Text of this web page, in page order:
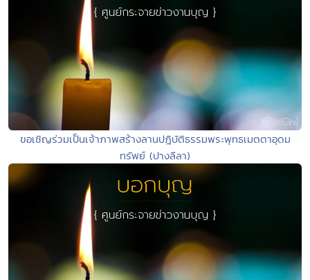
ขอเชิญร่วมเป็นเจ้าภาพสร้างลานปฎิบัติธรรมพระพุทธเมตตาอุดม
ทรัพย์ (ปางลีลา)